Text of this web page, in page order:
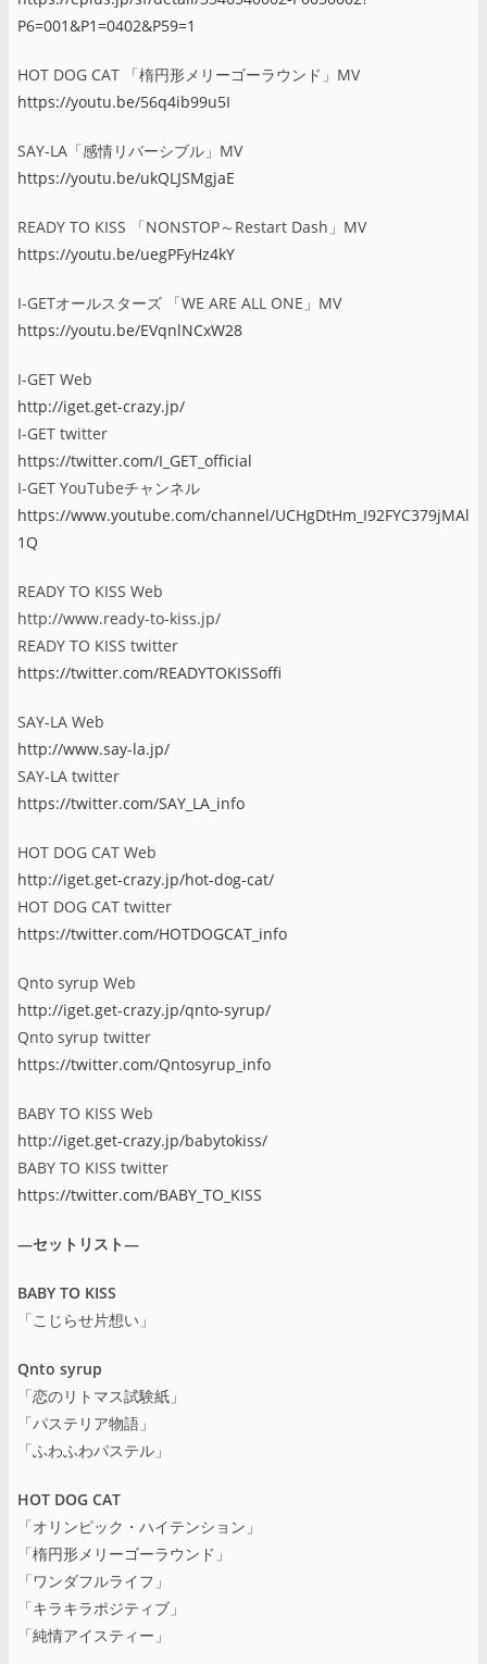
P6=001&P1=0402&P59=1
HOT DOG CAT 「楕円形メリーゴーラウンド」MV
https://youtu.be/56q4ib99u5I
SAY-LA「感情リバーシブル」MV
https://youtu.be/ukQLJSMgjaE
READY TO KISS 「NONSTOP～Restart Dash」MV
https://youtu.be/uegPFyHz4kY
I-GETオールスターズ 「WE ARE ALL ONE」MV
https://youtu.be/EVqnlNCxW28
I-GET Web
http://iget.get-crazy.jp/
I-GET twitter
https://twitter.com/I_GET_official
I-GET YouTubeチャンネル
https://www.youtube.com/channel/UCHgDtHm_I92FYC379jMAl
1Q
READY TO KISS Web
http://www.ready-to-kiss.jp/
READY TO KISS twitter
https://twitter.com/READYTOKISSoffi
SAY-LA Web
http://www.say-la.jp/
SAY-LA twitter
https://twitter.com/SAY_LA_info
HOT DOG CAT Web
http://iget.get-crazy.jp/hot-dog-cat/
HOT DOG CAT twitter
https://twitter.com/HOTDOGCAT_info
Qnto syrup Web
http://iget.get-crazy.jp/qnto-syrup/
Qnto syrup twitter
https://twitter.com/Qntosyrup_info
BABY TO KISS Web
http://iget.get-crazy.jp/babytokiss/
BABY TO KISS twitter
https://twitter.com/BABY_TO_KISS
―セットリスト―
BABY TO KISS
「こじらせ片想い」
Qnto syrup
「恋のリトマス試験紙」
「パステリア物語」
「ふわふわパステル」
HOT DOG CAT
「オリンピック・ハイテンション」
「楕円形メリーゴーラウンド」
「ワンダフルライフ」
「キラキラポジティブ」
「純情アイスティー」